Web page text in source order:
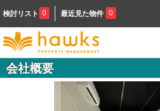
検討リスト 0 最近見た物件 0
会社概要